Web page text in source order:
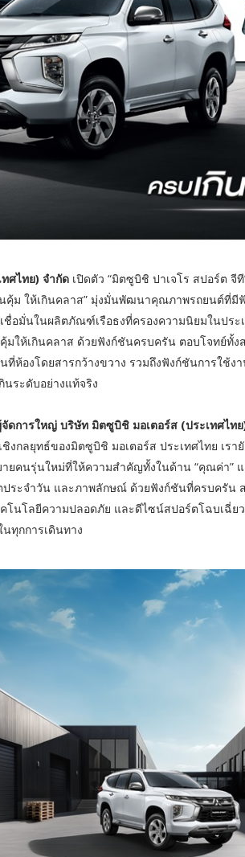
ศไทย) จำกัด เปิดตัว “มิตซูบิชิ ปาเจโร สปอร์ต จี
คุ้ม ให้เกินคลาส” มุ่งมั่นพัฒนาคุณภาพรถยนต์ที่มี
ชื่อมั่นในผลิตภัณฑ์เรือธงที่ครองความนิยมในปร
มให้เกินคลาส ด้วยฟังก์ชันครบครัน ตอบโจทย์ทั้
ห้องโดยสารกว้างขวาง รวมถึงฟังก์ชันการใช้ง
ระดับอย่างแท้จริง
จัดการใหญ่ บริษัท มิตซูบิชิ มอเตอร์ส (ประเทศไท
กลยุทธ์ของมิตซูบิชิ มอเตอร์ส ประเทศไทย เรา
ยคนรุ่นใหม่ที่ให้ความสำคัญทั้งในด้าน “คุณค่า”
ประจำวัน และภาพลักษณ์ ด้วยฟังก์ชันที่ครบครัน
โนโลยีความปลอดภัย และดีไซน์สปอร์ตโฉบเฉี่
ทุกการเดินทาง